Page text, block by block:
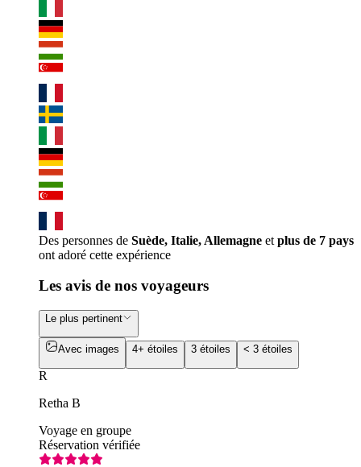
Des personnes de Suède, Italie, Allemagne et plus de 7 pays
ont adoré cette expérience
Les avis de nos voyageurs
Le plus pertinent
Avec images 4+ étoiles 3 étoiles < 3 étoiles
R
Retha B
Voyage en groupe
Réservation vérifiée